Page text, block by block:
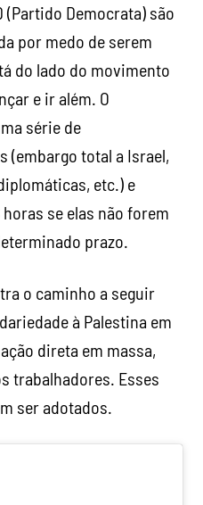
(Partido Democrata) são
por medo de serem
do lado do movimento
e ir além. O
série de
(embargo total a Israel,
etc.) e
se elas não forem
prazo.
o caminho a seguir
à Palestina em
direta em massa,
trabalhadores. Esses
ser adotados.